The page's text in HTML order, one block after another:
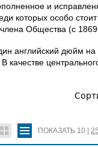
и
которых особо
члена Общества (с
английский дюйм
качестве
ПОКАЗАТЬ 10 |